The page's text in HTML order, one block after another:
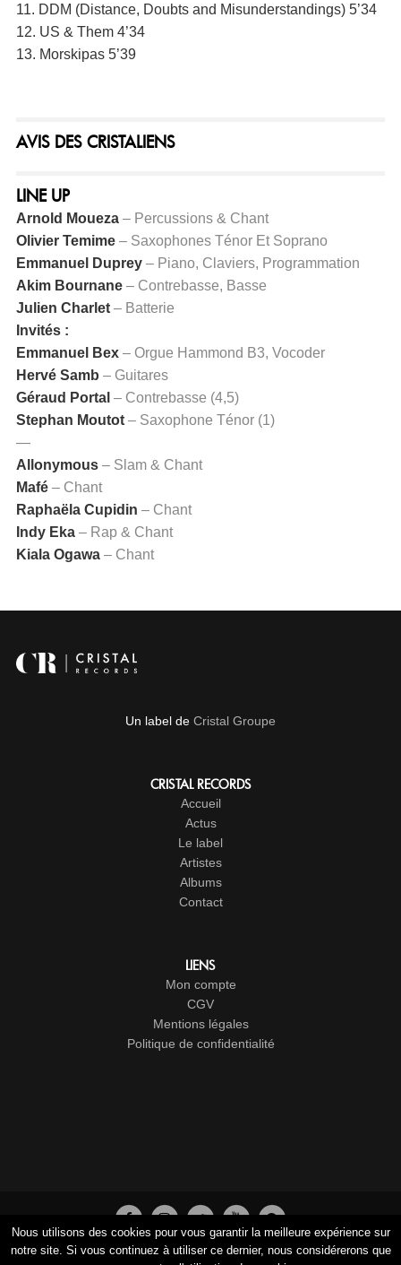
11. DDM (Distance, Doubts and Misunderstandings) 5’34
12. US & Them 4’34
13. Morskipas 5’39
AVIS DES CRISTALIENS
LINE UP
Arnold Moueza– Percussions & Chant
Olivier Temime– Saxophones Ténor Et Soprano
Emmanuel Duprey– Piano, Claviers, Programmation
Akim Bournane– Contrebasse, Basse
Julien Charlet– Batterie
Invités :
Emmanuel Bex– Orgue Hammond B3, Vocoder
Hervé Samb – Guitares
Géraud Portal – Contrebasse (4,5)
Stephan Moutot– Saxophone Ténor (1)
—
Allonymous– Slam & Chant
Mafé– Chant
Raphaëla Cupidin – Chant
Indy Eka– Rap & Chant
Kiala Ogawa– Chant
Un label de Cristal Groupe
CRISTAL RECORDS
Accueil
Actus
Le label
Artistes
Albums
Contact
LIENS
Mon compte
CGV
Mentions légales
Politique de confidentialité
© 2017-2026Cristal Groupe-Studio Vitamine - Tous droits
Nous utilisons des cookies pour vous garantir la meilleure expérience sur
notre site. Si vous continuez à utiliser ce dernier, nous considérerons que